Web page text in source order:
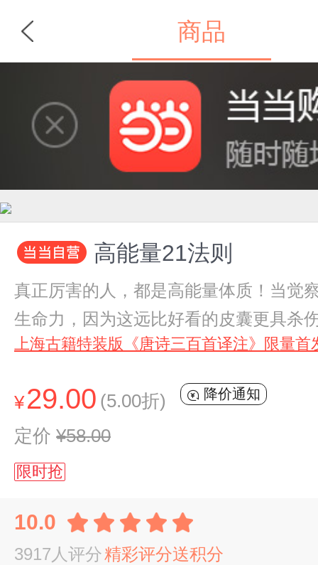
商品
分类
高能量21法则
真正厉害的人，都是高能量体质！当觉
生命力，因为这远比好看的皮囊更具杀伤
上海古籍特装版《唐诗三百首译注》限量首
¥29.00 (5.00折) 降价通知
定价 ¥58.00
限时抢
10.0
3917人评分精彩评分送积分